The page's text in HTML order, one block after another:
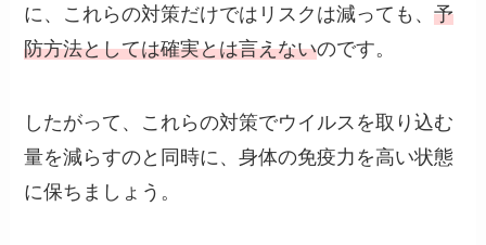
に、これらの対策だけではリスクは減っても、予
防方法としては確実とは言えないのです。
したがって、これらの対策でウイルスを取り込む
量を減らすのと同時に、身体の免疫力を高い状態
に保ちましょう。